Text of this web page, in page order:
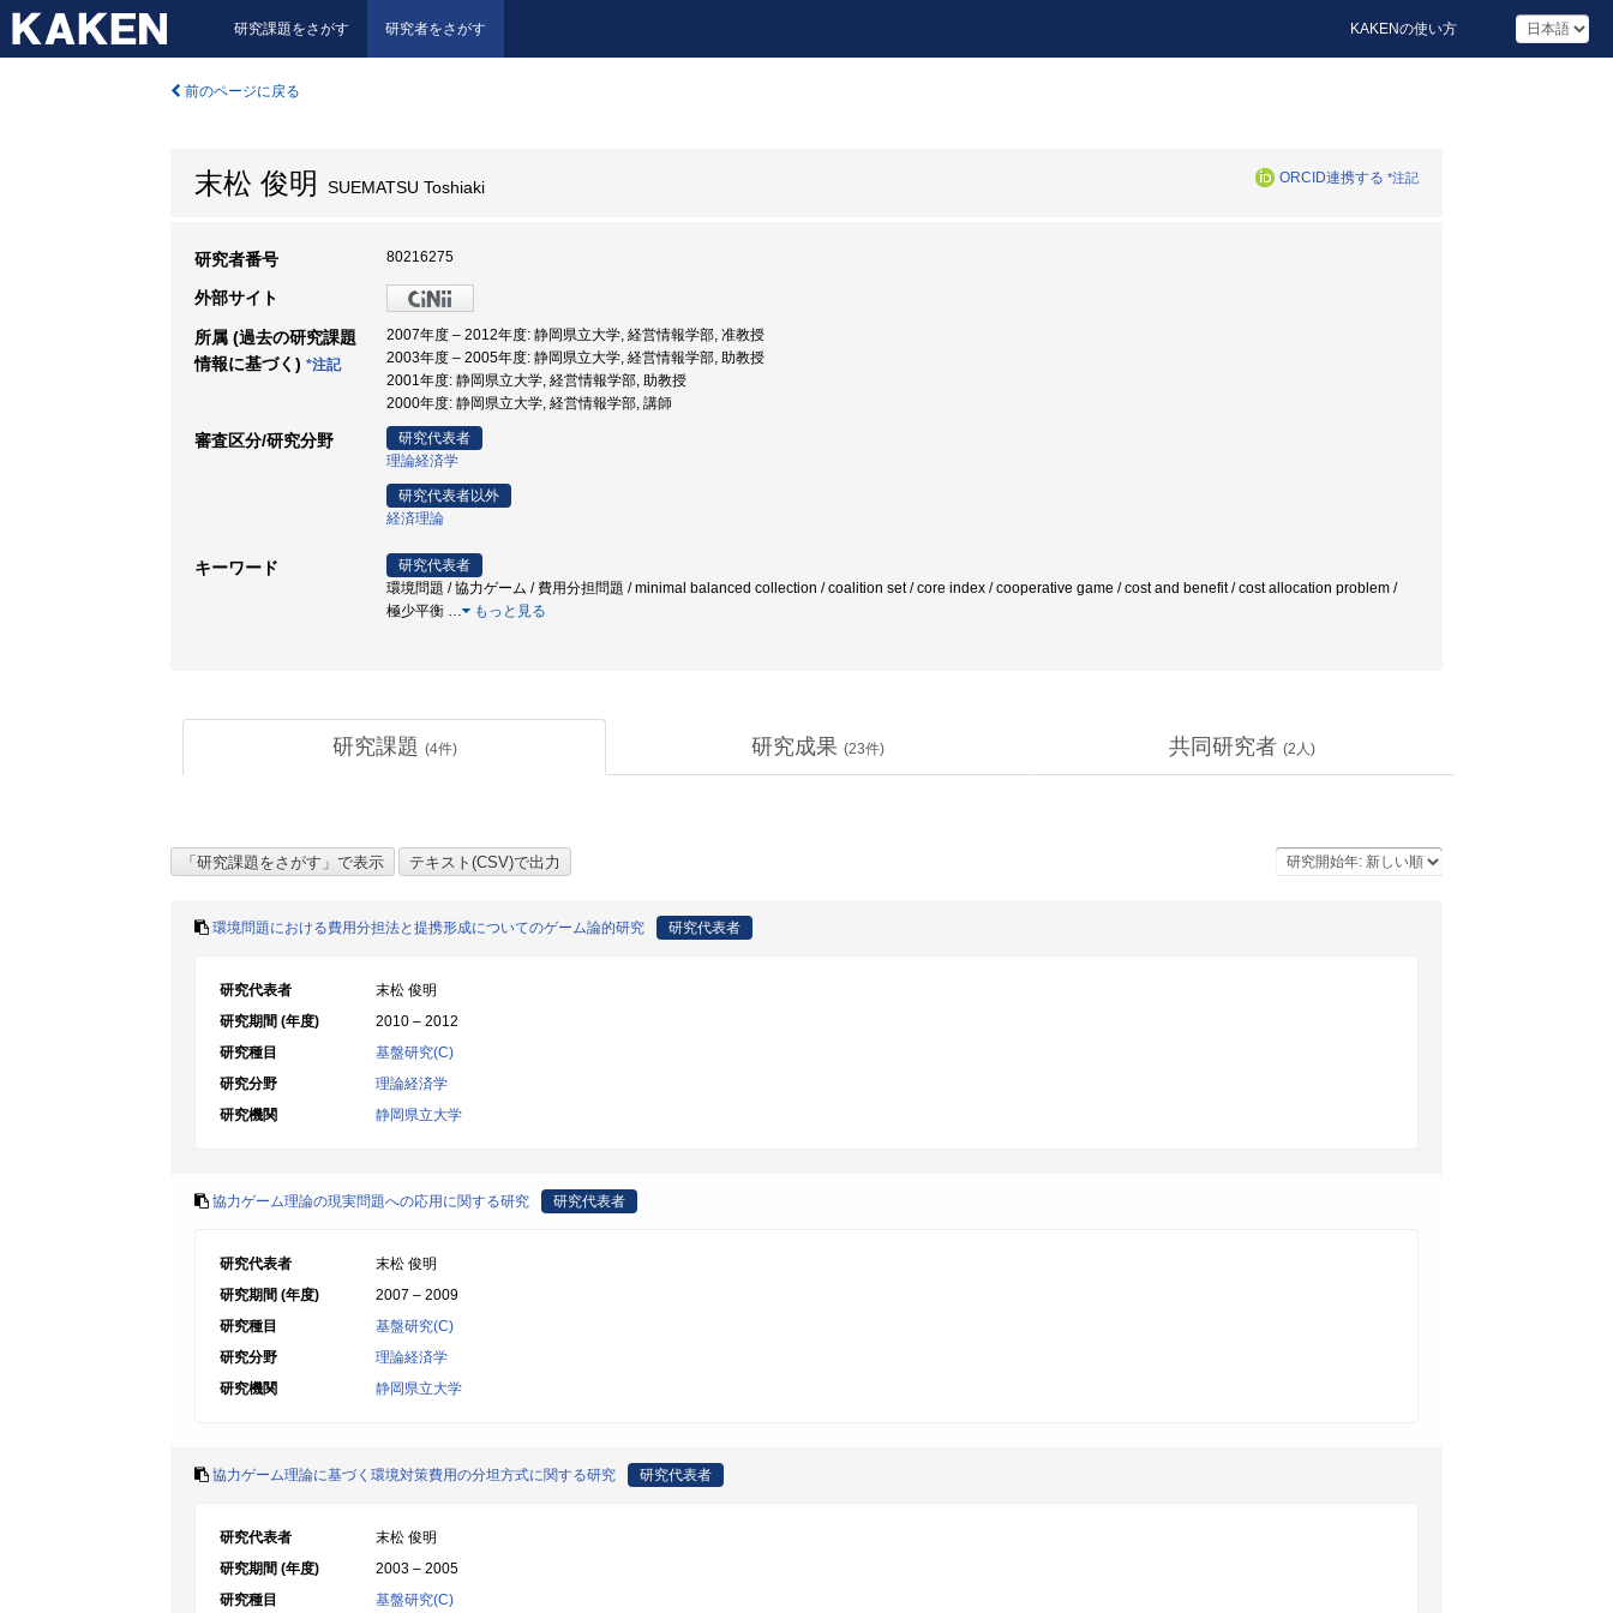
研究課題をさがす 研究者をさがす KAKENの使い方
前のページに戻る
末松 俊明 SUEMATSU Toshiaki ORCID連携する *注記
研究者番号 80216275
外部サイト
所属 (過去の研究課題
情報に基づく) *注記
2007年度 – 2012年度: 静岡県立大学, 経営情報学部, 准教授
2003年度 – 2005年度: 静岡県立大学, 経営情報学部, 助教授
2001年度: 静岡県立大学, 経営情報学部, 助教授
2000年度: 静岡県立大学, 経営情報学部, 講師
審査区分/研究分野
研究代表者
理論経済学
研究代表者以外
経済理論
キーワード
研究代表者
環境問題 / 協力ゲーム / 費用分担問題 / minimal balanced collection / coalition set / core index / cooperative game / cost and benefit / cost allocation problem /
極少平衡 … もっと見る
研究課題 (4件) 研究成果 (23件) 共同研究者 (2 人)
環境問題における費用分担法と提携形成についてのゲーム論的研究 研究代表者
研究代表者
末松 俊明
研究期間 (年度)
2010 – 2012
研究種目
基盤研究(C)
研究分野
理論経済学
研究機関
静岡県立大学
協力ゲーム理論の現実問題への応用に関する研究 研究代表者
研究代表者
末松 俊明
研究期間 (年度)
2007 – 2009
研究種目
基盤研究(C)
研究分野
理論経済学
研究機関
静岡県立大学
協力ゲーム理論に基づく環境対策費用の分坦方式に関する研究 研究代表者
研究代表者
末松 俊明
研究期間 (年度)
2003 – 2005
研究種目
基盤研究(C)